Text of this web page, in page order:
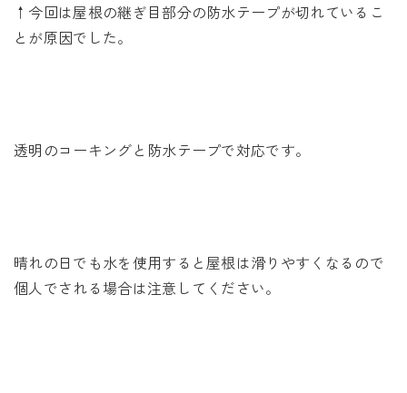
↑今回は屋根の継ぎ目部分の防水テープが切れているこ
とが原因でした。
透明のコーキングと防水テープで対応です。
晴れの日でも水を使用すると屋根は滑りやすくなるので
個人でされる場合は注意してください。